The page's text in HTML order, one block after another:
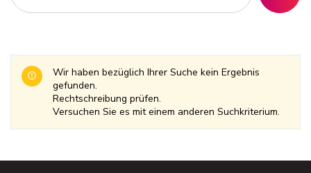
Wir haben bezüglich Ihrer Suche kein Ergebnis
gefunden.
Rechtschreibung prüfen.
Versuchen Sie es mit einem anderen Suchkriterium.